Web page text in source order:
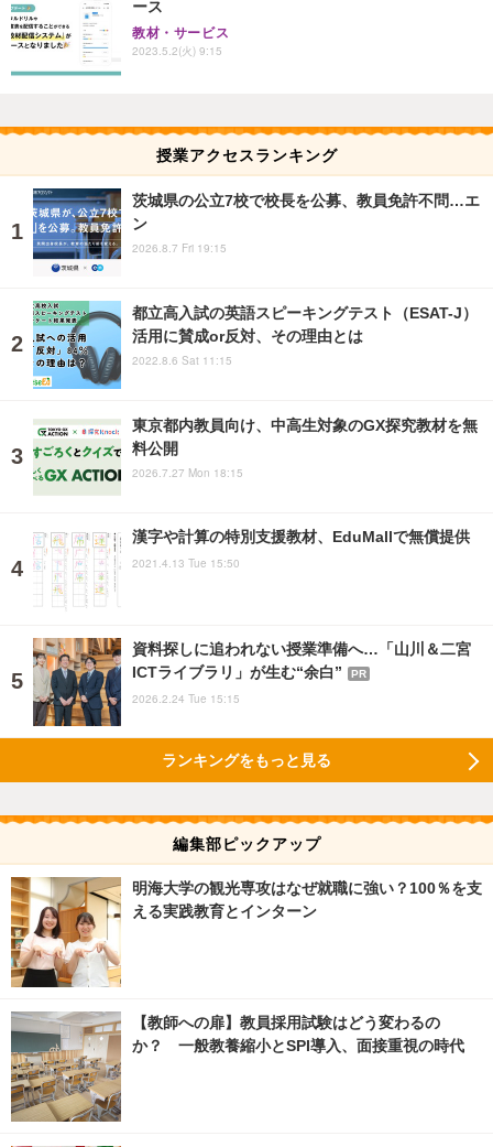
ース
教材・サービス
2023.5.2(火) 9:15
授業アクセスランキング
茨城県の公立7校で校長を公募、教員免許不問…エ
ン
2026.8.7 Fri 19:15
都立高入試の英語スピーキングテスト（ESAT-J）
活用に賛成or反対、その理由とは
2022.8.6 Sat 11:15
東京都内教員向け、中高生対象のGX探究教材を無
料公開
2026.7.27 Mon 18:15
漢字や計算の特別支援教材、EduMallで無償提供
2021.4.13 Tue 15:50
資料探しに追われない授業準備へ…「山川＆二宮
ICTライブラリ」が生む“余白”
PR
2026.2.24 Tue 15:15
ランキングをもっと見る
編集部ピックアップ
明海大学の観光専攻はなぜ就職に強い？100％を支
える実践教育とインターン
【教師への扉】教員採用試験はどう変わるの
か？ 一般教養縮小とSPI導入、面接重視の時代